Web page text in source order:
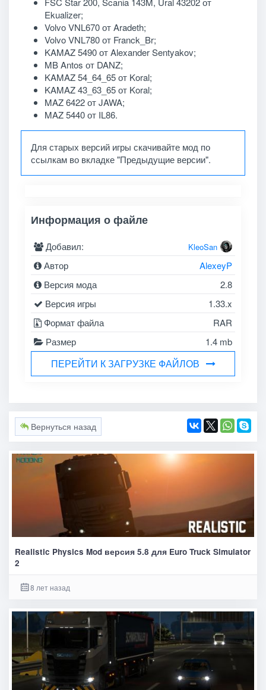
Ekualizer;
Volvo VNL670 от Aradeth;
Volvo VNL780 от Franck_Br;
KAMAZ 5490 от Alexander Sentyakov;
MB Antos от DANZ;
KAMAZ 54_64_65 от Koral;
KAMAZ 43_63_65 от Koral;
MAZ 6422 от JAWA;
MAZ 5440 от IL86.
Для старых версий игры скачивайте мод по
ссылкам во вкладке "Предыдущие версии".
Информация о файле
Добавил: KleoSan
Автор
AlexeyP
Версия мода
2.8
Версия игры
1.33.x
Формат файла
RAR
Размер
1.4 mb
ПЕРЕЙТИ К ЗАГРУЗКЕ ФАЙЛОВ
Вернуться назад
Realistic Physics Mod версия 5.8 для Euro Truck Simulator
2
8 лет назад